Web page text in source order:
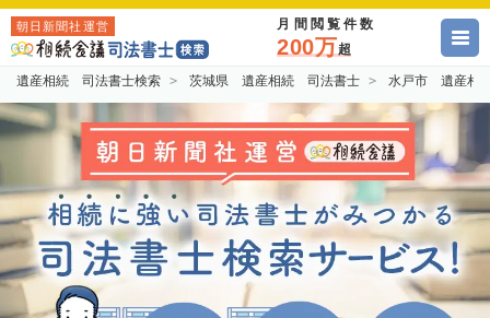
朝日新聞社運営 月間閲覧件数
200万超
遺産相続 司法書士検索 茨城県 遺産相続 司法書士 水戸市 遺産相